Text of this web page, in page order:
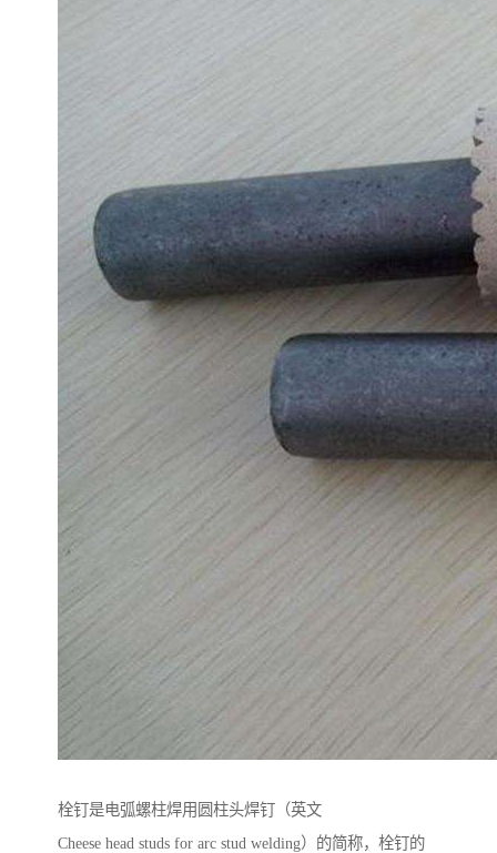
栓钉是电弧螺柱焊用圆柱头焊钉（英文
Cheese head studs for arc stud welding）的简称，栓钉的